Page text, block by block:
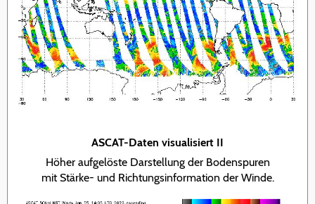
ASCAT-Daten visualisiert II
Höher aufgelöste Darstellung der Bodenspuren
mit Stärke- und Richtungsinformation der Winde.